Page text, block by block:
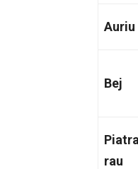
Auriu
Bej
rau